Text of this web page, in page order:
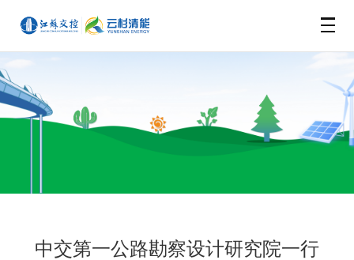
企业概况
中交第一公路勘察设计研究院一行